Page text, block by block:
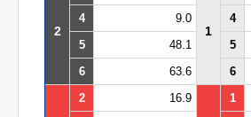
2 1
4
9.0 4
5
48.1 5
6
63.6 6
2 16.9 1